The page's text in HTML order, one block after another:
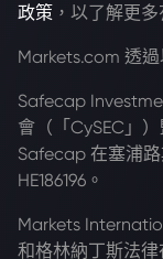
政策 ，以了解更
Markets.com 透過
Safecap
會（「CySEC」
Safecap 在塞浦
HE186196。
Markets
和格林納丁斯法